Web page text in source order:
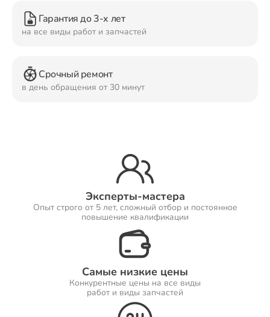
Гарантия до 3-х лет
на все виды работ и запчастей
Срочный ремонт
в день обращения от 30 минут
Эксперты-мастера
Опыт строго от 5 лет, сложный отбор и постоянное
повышение квалификации
Самые низкие цены
Конкурентные цены на все виды
работ и виды запчастей
Ремонт Домашних кинотеатров
Ремонт Наушников
Ремонт Саундбаров
Ремонт VR систем
Ремонт Сабвуферов